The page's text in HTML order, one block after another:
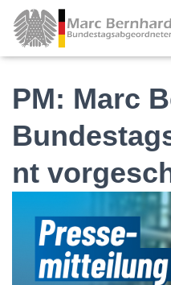
PM: Marc
nt